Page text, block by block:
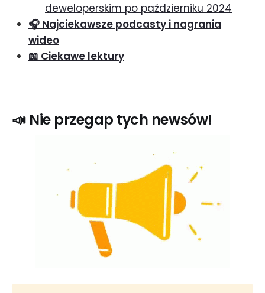
deweloperskim po październiku 2024
🎧 Najciekawsze podcasty i nagrania
wideo
📖 Ciekawe lektury
📣 Nie przegap tych newsów!